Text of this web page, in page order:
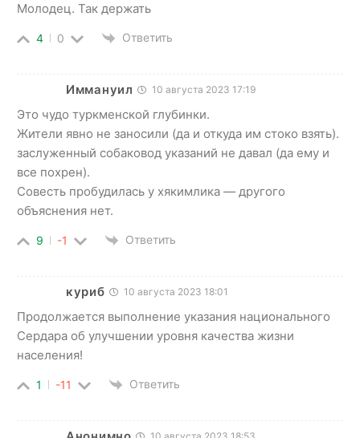
Молодец. Так держать
4 0 Ответить
Иммануил 10 августа 2023 17:19
Это чудо туркменской глубинки.
Жители явно не заносили (да и откуда им стоко взять).
заслуженный собаковод указаний не давал (да ему и
все похрен).
Совесть пробудилась у хякимлика — другого
объяснения нет.
9 -1 Ответить
куриб 10 августа 2023 18:01
Продолжается выполнение указания национального
Сердара об улучшении уровня качества жизни
населения!
1 -11 Ответить